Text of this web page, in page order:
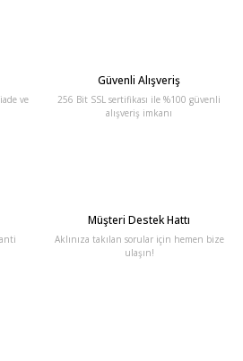
ve
Güvenli Alışveriş
256 Bit SSL sertifikası ile %100 güvenli
alışveriş imkanı
Müşteri Destek Hattı
Aklınıza takılan sorular için hemen bize
ulaşın!